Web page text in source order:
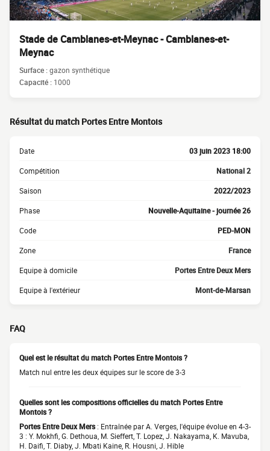
Stade de Camblanes-et-Meynac - Camblanes-et-
Meynac
Surface :gazon synthétique
Capacité : 1000
Résultat du match Portes Entre Montois
Date 03 juin 2023 18:00
Compétition National 2
Saison 2022/2023
Phase Nouvelle-Aquitaine - journée 26
Code PED-MON
Zone France
Equipe à domicile Portes Entre Deux Mers
Equipe à l'extérieur Mont-de-Marsan
FAQ
Quel est le résultat du match Portes Entre Montois ?
Match nul entre les deux équipes sur le score de 3-3
Quelles sont les compositions officielles du match Portes Entre
Montois ?
Portes Entre Deux Mers: Entraînée par A. Verges, l'équipe évolue en 4-3-
3 : Y. Mokhfi, G. Dethoua, M. Sieffert, T. Lopez, J. Nakayama, K. Mavuba,
H. Daifi, T. Diaby, J. Mbati Kaine, R. Housni, J. Hible